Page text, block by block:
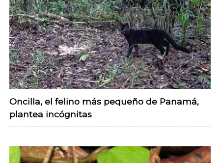
Oncilla, el felino más pequeño de Panamá,
plantea incógnitas